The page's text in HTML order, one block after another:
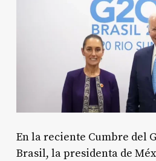
En la reciente Cumbre del
Brasil, la presidenta de